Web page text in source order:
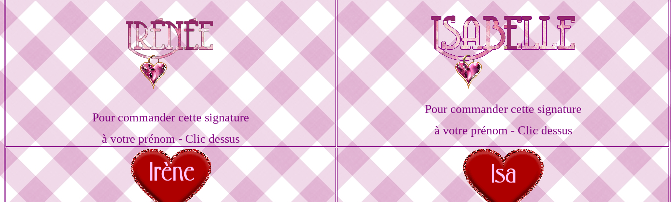
Pour commander cette signature
à votre prénom - Clic dessus
Pour commander cette signature
à votre prénom - Clic dessus